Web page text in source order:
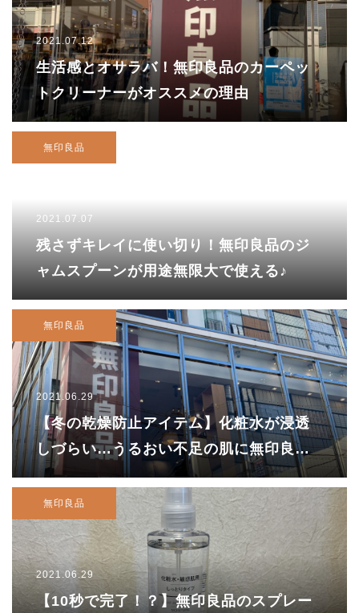
2021.07.12
生活感とオサラバ！無印良品のカーペッ
トクリーナーがオススメの理由
無印良品
2021.07.07
残さずキレイに使い切り！無印良品のジ
ャムスプーンが用途無限大で使える♪
無印良品
2021.06.29
【冬の乾燥防止アイテム】化粧水が浸透
しづらい…うるおい不足の肌に無印良品
の導入液を使ってみた！
無印良品
2021.06.29
【10秒で完了！？】無印良品のスプレー